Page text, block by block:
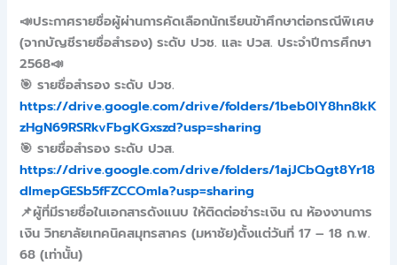
📣ประกาศรายชื่อผู้ผ่านการคัดเลือกนักเรียนข้าศึกษาต่อกรณีพิเศษ
(จากบัญชีรายชื่อสำรอง) ระดับ ปวช. และ ปวส. ประจำปีการศึกษา
2568📣
🎯 รายชื่อสำรอง ระดับ ปวช.
https://drive.google.com/drive/folders/1beb0IY8hn8kK
zHgN69RSRkvFbgKGxszd?usp=sharing
🎯 รายชื่อสำรอง ระดับ ปวส.
https://drive.google.com/drive/folders/1ajJCbQgt8Yr18
dlmepGESb5fFZCCOmla?usp=sharing
📌ผู้ที่มีรายชื่อในเอกสารดังแนบ ให้ติดต่อชำระเงิน ณ ห้องงานการ
เงิน วิทยาลัยเทคนิคสมุทรสาคร (มหาชัย)ตั้งแต่วันที่ 17 – 18 ก.พ.
68 (เท่านั้น)